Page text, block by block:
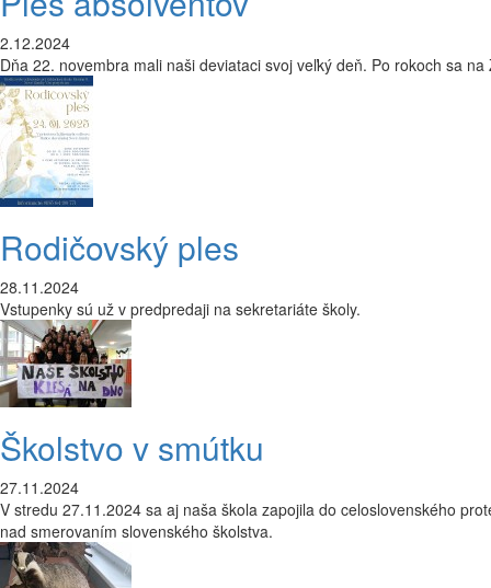
2.12.2024
Dňa 22. novembra mali naši deviataci svoj veľký deň. Po rokoch sa
Rodičovský ples
28.11.2024
Vstupenky sú už v predpredaji na sekretariáte školy.
Školstvo v smútku
27.11.2024
V stredu 27.11.2024 sa aj naša škola zapojila do celoslovenského
nad smerovaním slovenského školstva.